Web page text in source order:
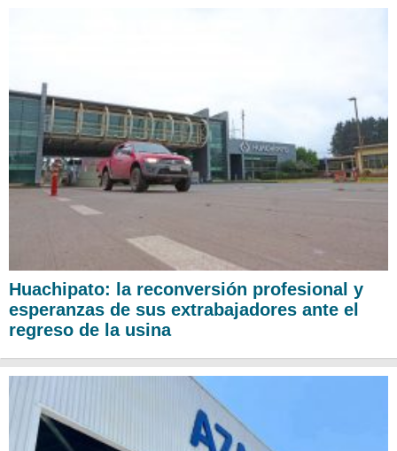
Huachipato: la reconversión profesional y
esperanzas de sus extrabajadores ante el
regreso de la usina